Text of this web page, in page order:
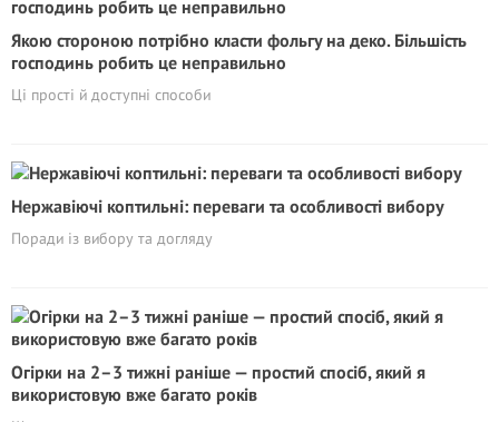
Якою стороною потрібно класти фольгу на деко. Більшість
господинь робить це неправильно
Ці прості й доступні способи
Нержавіючі коптильні: переваги та особливості вибору
Поради із вибору та догляду
Огірки на 2–3 тижні раніше — простий спосіб, який я
використовую вже багато років